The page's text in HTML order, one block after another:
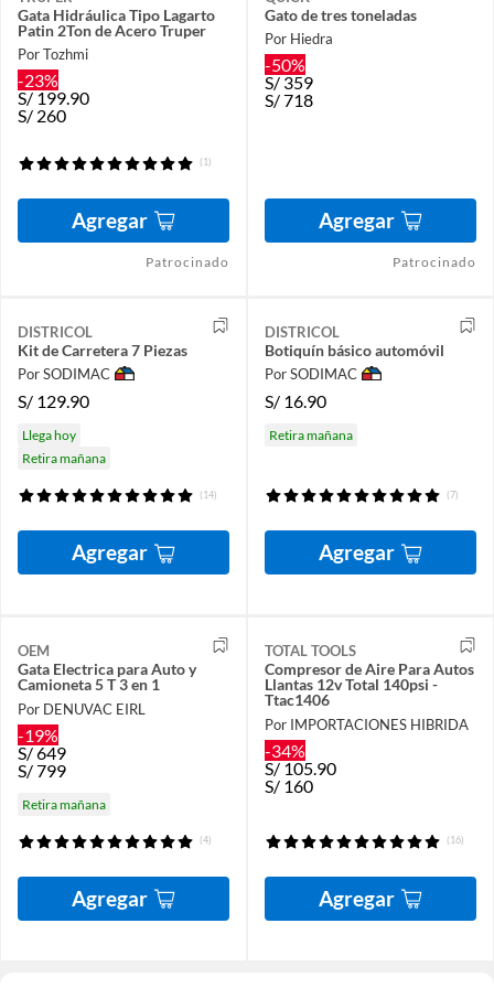
Gata Hidráulica Tipo Lagarto
Patin 2Ton de Acero Truper
Por Tozhmi
-23%
S/199.90
S/ 260
(1)
Agregar
Patrocinado
Gato de tres toneladas
Por Hiedra
-50%
S/359
S/718
Agregar
Patrocinado
DISTRICOL
Kit de Carretera 7 Piezas
Por SODIMAC
S/ 129.90
Llega hoy
Retira mañana
(14)
Agregar
DISTRICOL
Botiquín básico automóvil
Por SODIMAC
S/ 16.90
Retira mañana
(7)
Agregar
OEM
Gata Electrica para Auto y
Camioneta 5 T 3 en 1
Por DENUVAC EIRL
-19%
S/649
S/799
Retira mañana
(4)
Agregar
TOTAL TOOLS
Compresor de Aire Para Autos
Llantas 12v Total 140psi -
Ttac1406
Por IMPORTACIONES HIBRIDA
-34%
S/105.90
S/ 160
(16)
Agregar